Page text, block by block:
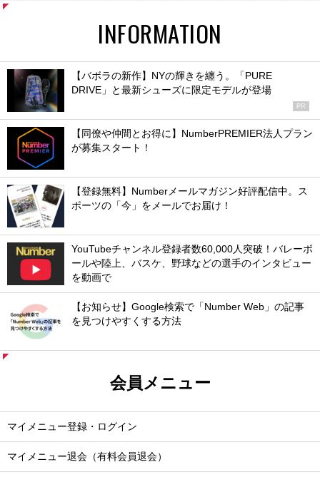
INFORMATION
【バボラの新作】NYの輝きを纏う。「PURE
DRIVE」と最新シューズに限定モデルが登場
PR
【同僚や仲間とお得に】NumberPREMIER法人プラン
が募集スタート！
【登録無料】Numberメールマガジン好評配信中。ス
ポーツの「今」をメールでお届け！
YouTubeチャンネル登録者数60,000人突破！バレーボ
ールや陸上、バスケ、野球などの選手のインタビュー
を動画で
【お知らせ】Google検索で「Number Web」の記事
を見つけやすくする方法
会員メニュー
マイメニュー登録・ログイン
マイメニュー退会（有料会員退会）